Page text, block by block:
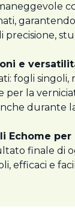
e
fogli
la
durante
Echome
finale di
efficaci e